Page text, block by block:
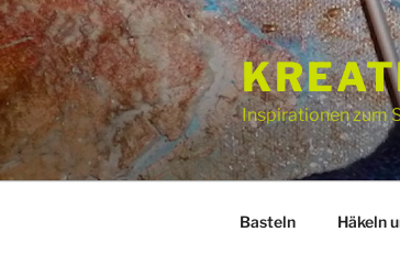
Zum
Inhalt
springen
Inspirationen zum
Basteln Häkeln